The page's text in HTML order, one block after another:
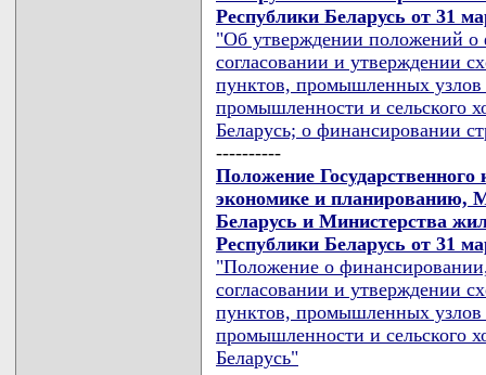
Республики Беларусь от 31
"Об утверждении положений о
согласовании и утверждении
пунктов, промышленных узлов
промышленности и сельского
Беларусь; о финансировании
----------
Положение
экономике и планированию,
Беларусь и Министерства
Республики Беларусь от 31
"Положение о
согласовании и утверждении
пунктов, промышленных узлов
промышленности и сельского
Беларусь"